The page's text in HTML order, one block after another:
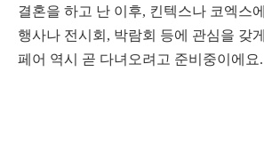
결혼을 하고 난 이후, 킨텍스나 코엑스
행사나 전시회, 박람회 등에 관심을 갖
페어 역시 곧 다녀오려고 준비중이에요.